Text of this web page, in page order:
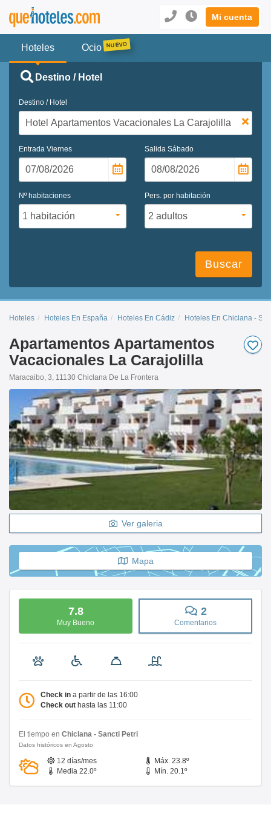
Mi cuenta
Hoteles Ocio
Destino / Hotel
Destino / Hotel
Entrada Viernes Salida Sábado
Nº habitaciones Pers. por habitación
Buscar
Hoteles Hoteles En España Hoteles En Cádiz Hoteles En Chiclana -
Apartamentos Apartamentos
Vacacionales La Carajolilla
Maracaibo, 3, 11130 Chiclana De La Frontera
Ver galeria
Mapa
7.8
Muy Bueno
2
Comentarios
Check in a partir de las 16:00
Check out hasta las 11:00
El tiempo en Chiclana - Sancti Petri
Datos históricos en Agosto
12 días/mes
Máx. 23.8º
Media 22.0º
Mín. 20.1º